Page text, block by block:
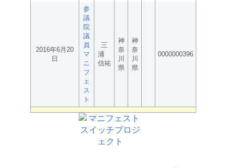
2016年6月20
日
参
議
院
議
員
マ
ニ
フ
ェ
ス
ト
三
浦
信祐
神
奈
川
県
神
奈
川
県
0000000396